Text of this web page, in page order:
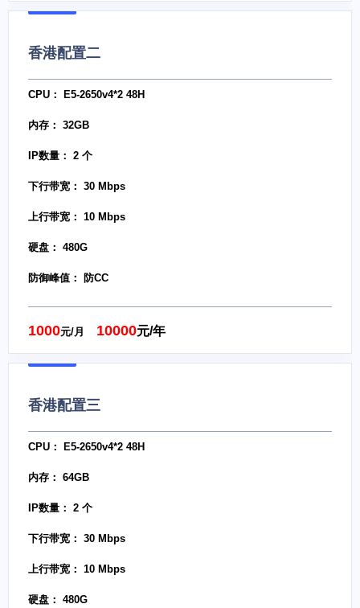
香港配置二
CPU： E5-2650v4*2 48H
内存： 32GB
IP数量： 2 个
下行带宽： 30 Mbps
上行带宽： 10 Mbps
硬盘： 480G
防御峰值： 防CC
1000元/月 10000元/年
香港配置三
CPU： E5-2650v4*2 48H
内存： 64GB
IP数量： 2 个
下行带宽： 30 Mbps
上行带宽： 10 Mbps
硬盘： 480G